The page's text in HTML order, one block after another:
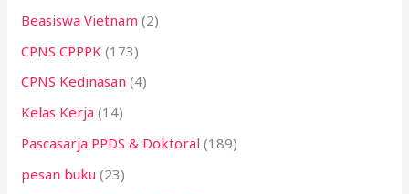
Beasiswa Vietnam (2)
CPNS CPPPK (173)
CPNS Kedinasan (4)
Kelas Kerja (14)
Pascasarja PPDS & Doktoral (189)
pesan buku (23)